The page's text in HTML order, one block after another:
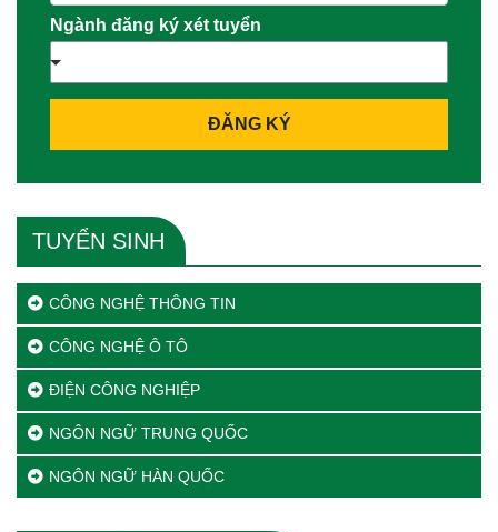
Ngành đăng ký xét tuyển
ĐĂNG KÝ
TUYỂN SINH
CÔNG NGHỆ THÔNG TIN
CÔNG NGHỆ Ô TÔ
ĐIỆN CÔNG NGHIỆP
NGÔN NGỮ TRUNG QUỐC
NGÔN NGỮ HÀN QUỐC